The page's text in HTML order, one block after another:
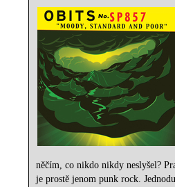
něčím, co nikdo nikdy neslyšel?
je prostě jenom punk rock.